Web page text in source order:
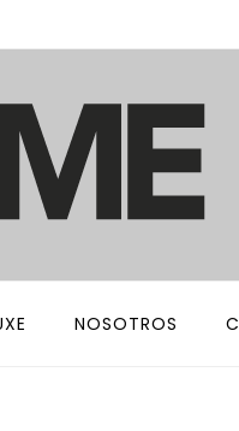
NOSOTROS